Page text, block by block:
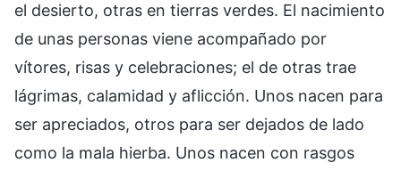
el desierto, otras en tierras verdes. El nacimiento
de unas personas viene acompañado por
vítores, risas y celebraciones; el de otras trae
lágrimas, calamidad y aflicción. Unos nacen para
ser apreciados, otros para ser dejados de lado
como la mala hierba. Unos nacen con rasgos